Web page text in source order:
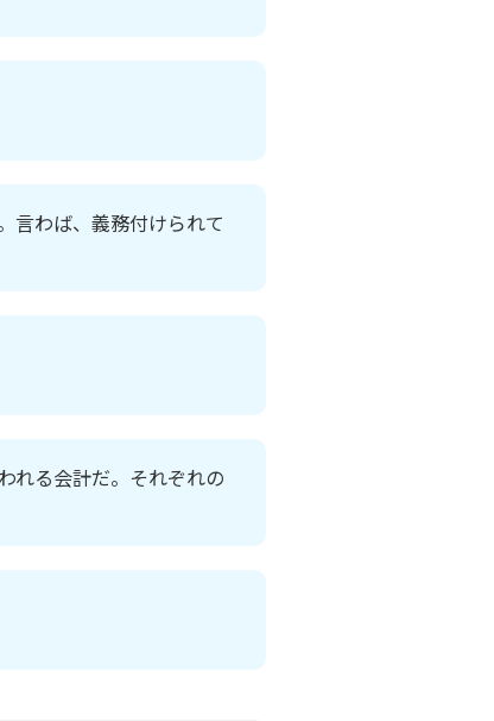
言わば、義務付けられて
れる会計だ。それぞれの